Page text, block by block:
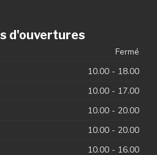
d'ouvertures
Fermé
10.00 - 18.00
10.00 - 17.00
10.00 - 20.00
10.00 - 20.00
10.00 - 16.00